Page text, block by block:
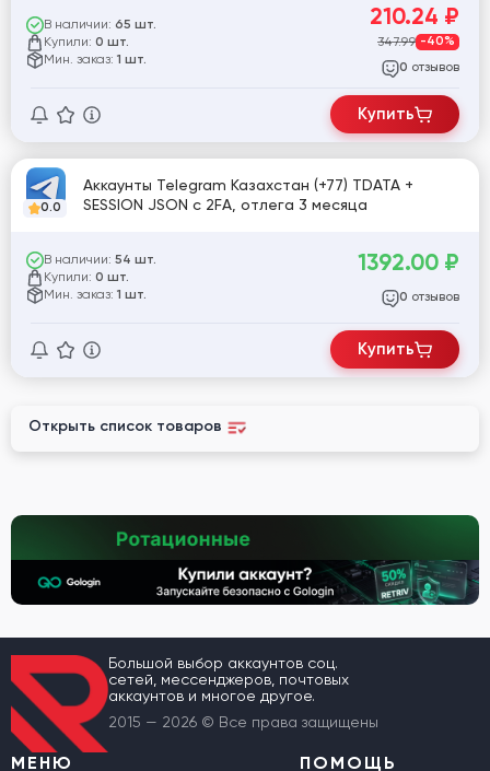
В наличии: 65 шт.
Купили: 0 шт.
Мин. заказ: 1 шт.
210.24 ₽
347.99 -40%
0 отзывов
Купить
0.0
Аккаунты Telegram Казахстан (+77) TDATA +
SESSION JSON с 2FA, отлега 3 месяца
В наличии: 54 шт.
Купили: 0 шт.
Мин. заказ: 1 шт.
1392.00 ₽
0 отзывов
Купить
Открыть список товаров
Большой выбор аккаунтов соц.
сетей, мессенджеров, почтовых
аккаунтов и многое другое.
2015 — 2026 © Все права защищены
МЕНЮ ПОМОЩЬ